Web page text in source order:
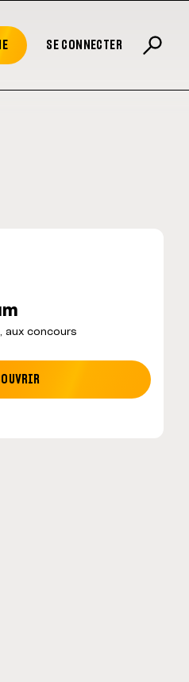
SE CONNECTER
cinq constructeurs signent un
aux concours